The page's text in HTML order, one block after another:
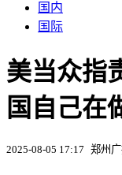
国内
国际
美当众指
国自己在
2025-08-05 17:17 郑州